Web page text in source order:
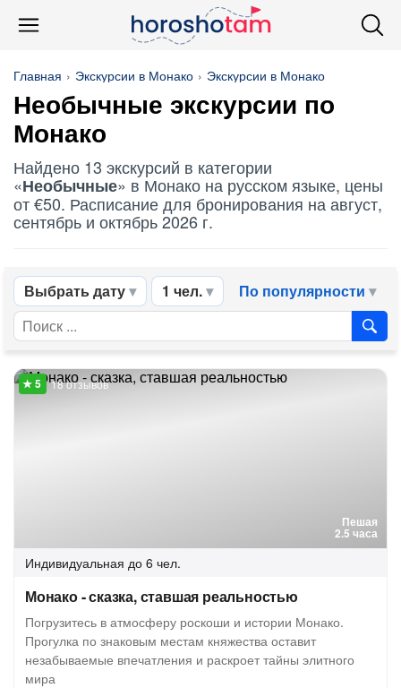
Главная Экскурсии в Монако Экскурсии в Монако
Необычные экскурсии по
Монако
Найдено 13 экскурсий в категории
«Необычные» в Монако на русском языке, цены
от €50. Расписание для бронирования на август,
сентябрь и октябрь 2026 г.
Выбрать дату 1 чел. По популярности
Пешая
2.5 часа
18 отзывов
Индивидуальная до 6 чел.
Монако - сказка, ставшая реальностью
Погрузитесь в атмосферу роскоши и истории Монако.
Прогулка по знаковым местам княжества оставит
незабываемые впечатления и раскроет тайны элитного
мира